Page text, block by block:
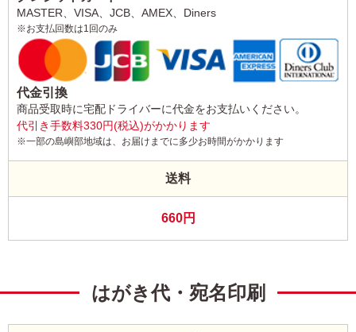
MASTER、VISA、JCB、AMEX、Diners
※お支払回数は1回のみ
代金引換
商品受取時に宅配ドライバーに代金をお支払いください。
代引き手数料330円(税込)がかかります
※一部の島嶼部地域は、お届けまでに多少お時間がかかります
送料
660円
はがき代・宛名印刷